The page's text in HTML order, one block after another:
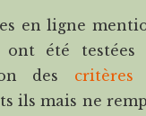
en ligne
ont été
des critères
ils mais ne